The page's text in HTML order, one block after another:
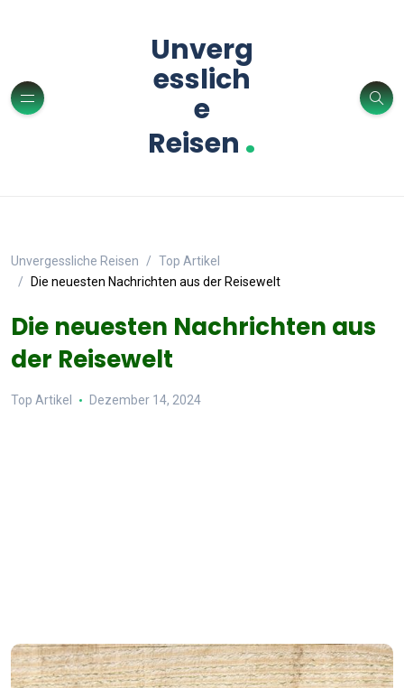
Unverg
esslich
e
Reisen .
Unvergessliche Reisen
Top Artikel
Die neuesten Nachrichten aus der Reisewelt
Die neuesten Nachrichten aus
der Reisewelt
Top Artikel Dezember 14, 2024